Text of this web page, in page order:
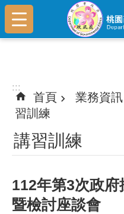
跳到主要內容區塊
:::
:::
首頁 業務資訊
習訓練
講習訓練
112年第3次政
暨檢討座談會